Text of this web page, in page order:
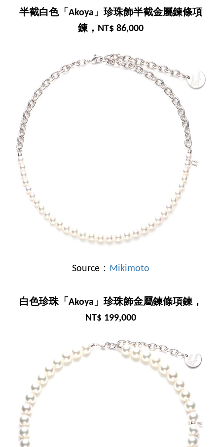
半截白色「Akoya」珍珠飾半截金屬鍊條項
鍊，NT$ 86,000
Source： Mikimoto
白色珍珠「Akoya」珍珠飾金屬鍊條項鍊，
NT$ 199,000